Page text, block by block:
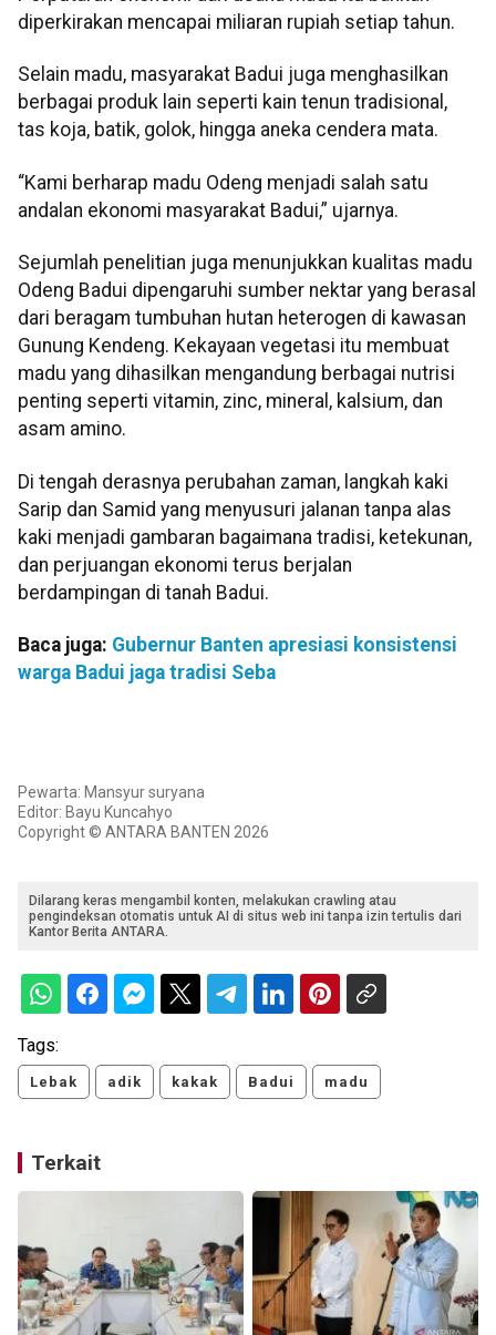
diperkirakan mencapai miliaran rupiah setiap tahun.
Selain madu, masyarakat Badui juga menghasilkan
berbagai produk lain seperti kain tenun tradisional,
tas koja, batik, golok, hingga aneka cendera mata.
“Kami berharap madu Odeng menjadi salah satu
andalan ekonomi masyarakat Badui,” ujarnya.
Sejumlah penelitian juga menunjukkan kualitas madu
Odeng Badui dipengaruhi sumber nektar yang berasal
dari beragam tumbuhan hutan heterogen di kawasan
Gunung Kendeng. Kekayaan vegetasi itu membuat
madu yang dihasilkan mengandung berbagai nutrisi
penting seperti vitamin, zinc, mineral, kalsium, dan
asam amino.
Di tengah derasnya perubahan zaman, langkah kaki
Sarip dan Samid yang menyusuri jalanan tanpa alas
kaki menjadi gambaran bagaimana tradisi, ketekunan,
dan perjuangan ekonomi terus berjalan
berdampingan di tanah Badui.
Baca juga: Gubernur Banten apresiasi konsistensi
warga Badui jaga tradisi Seba
Pewarta: Mansyur suryana
Editor: Bayu Kuncahyo
Copyright © ANTARA BANTEN 2026
Dilarang keras mengambil konten, melakukan crawling atau
pengindeksan otomatis untuk AI di situs web ini tanpa izin tertulis dari
Kantor Berita ANTARA.
Tags:
Lebak adik kakak Badui madu
Terkait